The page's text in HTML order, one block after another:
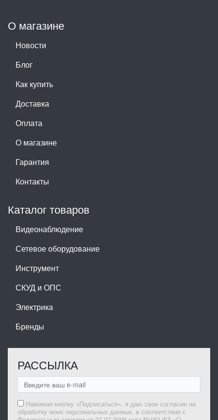
О магазине
Новости
Блог
Как купить
Доставка
Оплата
О магазине
Гарантия
Контакты
Каталог товаров
Видеонаблюдение
Сетевое оборудование
Инструмент
СКУД и ОПС
Электрика
Бренды
РАССЫЛКА
Нажимая кнопку «Подписаться», я даю свое согласие на
обработку моих персональных данных, в соответствии с